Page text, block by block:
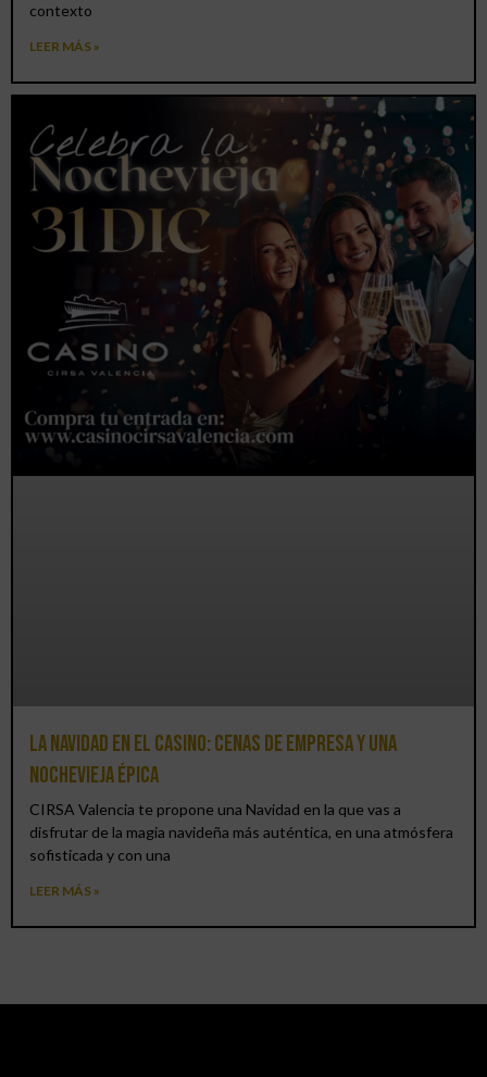
contexto
LEER MÁS »
La Navidad en el Casino: cenas de empresa y una
Nochevieja épica
CIRSA Valencia te propone una Navidad en la que vas a
disfrutar de la magia navideña más auténtica, en una atmósfera
sofisticada y con una
LEER MÁS »